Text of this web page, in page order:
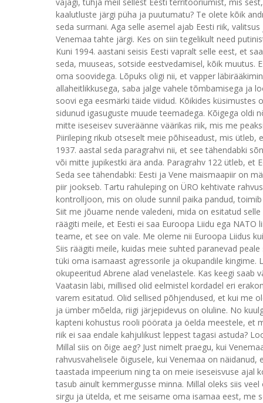
kaalutluste järgi püha ja puutumatu? Te olete kõik
seda surmani. Aga selle asemel ajab Eesti riik,
Venemaa tahte järgi. Kes on siin tegelikult need
Kuni 1994. aastani seisis Eesti vapralt selle eest, et
seda, muuseas, sotside eestvedamisel, kõik muutus.
oma soovidega. Lõpuks oligi nii, et vapper
allaheitlikkusega, saba jalge vahele tõmbamisega ja
soovi ega eesmärki täide viidud. Kõikides
sidunud igasuguste muude teemadega. Kõigega oldi
mitte iseseisev suveräänne väärikas riik, mis me
Piirileping rikub otseselt meie põhiseadust, mis
1937. aastal seda paragrahvi nii, et see tähendabki
või mitte jupikestki ära anda. Paragrahv 122 ütleb, et
Seda see tähendabki: Eesti ja Vene maismaapiir on
piir jookseb. Tartu rahuleping on ÜRO kehtivate
kontrolljoon, mis on olude sunnil paika pandud,
Siit me jõuame nende valedeni, mida on esitatud
räägiti meile, et Eesti ei saa Euroopa Liidu ega
teame, et see on vale. Me oleme nii Euroopa Liidus
Siis räägiti meile, kuidas meie suhted paranevad
tüki oma isamaast agressorile ja okupandile kingime.
okupeeritud Abrene alad venelastele. Kas keegi saab
Vaatasin läbi, millised olid eelmistel kordadel eri
varem esitatud. Olid sellised põhjendused, et kui me
ja ümber mõelda, riigi järjepidevus on oluline. No
kapteni kohustus rooli pöörata ja öelda meestele, et
riik ei saa endale kahjulikust leppest tagasi astuda?
Millal siis on õige aeg? Just nimelt praegu, kui
rahvusvahelisele õigusele, kui Venemaa on
taastada impeerium ning ta on meie iseseisvuse ajal
tasub ainult kemmergusse minna. Millal oleks siis
sirgu ja ütelda, et me seisame oma isamaa eest, me